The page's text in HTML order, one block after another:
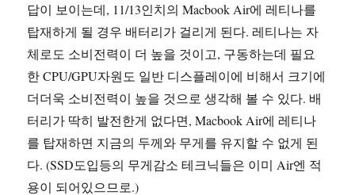
답이 보이는데, 11/13인치의 Macbook Air에 레티나를
탑재하게 될 경우 배터리가 걸리게 된다. 레티나는 자
체로도 소비전력이 더 높을 것이고, 구동하는데 필요
한 CPU/GPU자원도 일반 디스플레이에 비해서 크기에
더더욱 소비전력이 높을 것으로 생각해 볼 수 있다. 배
터리가 딱히 발전한게 없다면, Macbook Air에 레티나
를 탑재하면 지금의 두께와 무게를 유지할 수 없게 된
다. (SSD도입등의 무게감소 테크닉들은 이미 Air엔 적
용이 되어있으므로.)